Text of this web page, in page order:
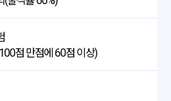
점 만점에 60점 이상)